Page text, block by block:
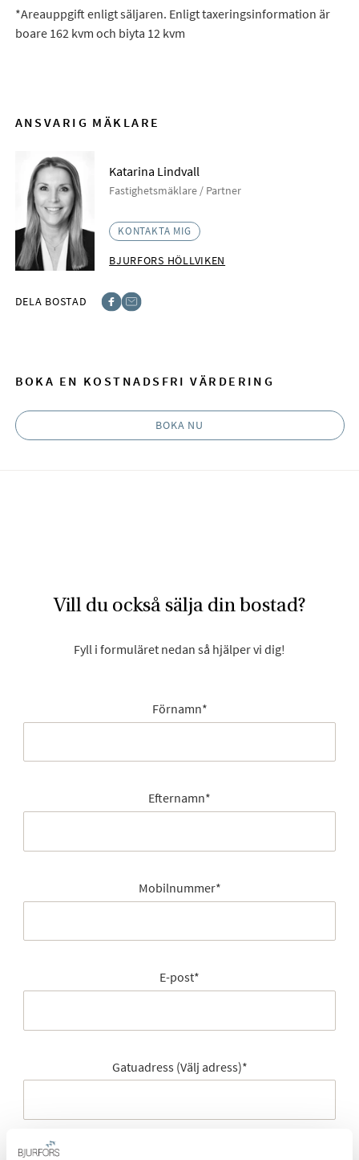
*Areauppgift enligt säljaren. Enligt taxeringsinformation är
boare 162 kvm och biyta 12 kvm
ANSVARIG MÄKLARE
Katarina Lindvall
Fastighetsmäklare / Partner
KONTAKTA MIG
BJURFORS HÖLLVIKEN
DELA BOSTAD
BOKA EN KOSTNADSFRI VÄRDERING
BOKA NU
Vill du också sälja din bostad?
Fyll i formuläret nedan så hjälper vi dig!
Förnamn*
Efternamn*
Mobilnummer*
E-post*
Gatuadress (Välj adress)*